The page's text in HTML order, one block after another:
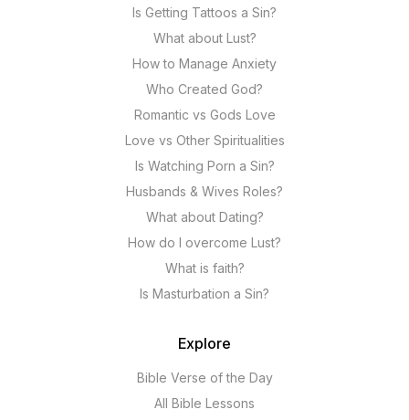
Is Getting Tattoos a Sin?
What about Lust?
How to Manage Anxiety
Who Created God?
Romantic vs Gods Love
Love vs Other Spiritualities
Is Watching Porn a Sin?
Husbands & Wives Roles?
What about Dating?
How do I overcome Lust?
What is faith?
Is Masturbation a Sin?
Explore
Bible Verse of the Day
All Bible Lessons